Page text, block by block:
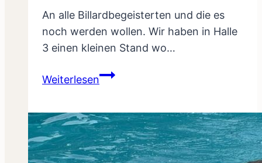
An alle Billardbegeisterten und die es
noch werden wollen. Wir haben in Halle
3 einen kleinen Stand wo…
WeiterlesenWir
der
Messe
Dornbirn!!!